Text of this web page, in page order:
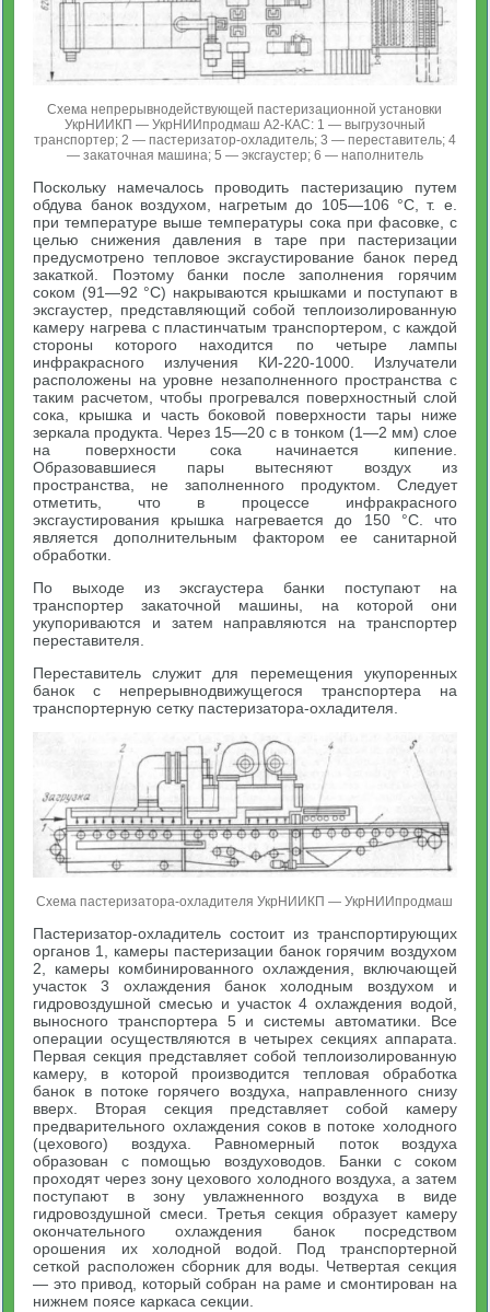
Схема непрерывнодействующей пастеризационной установки
УкрНИИКП — УкрНИИпродмаш А2-КАС: 1 — выгрузочный
транспортер; 2 — пастеризатор-охладитель; 3 — переставитель; 4
— закаточная машина; 5 — эксгаустер; 6 — наполнитель
Поскольку намечалось проводить пастеризацию путем
обдува банок воздухом, нагретым до 105—106 °С, т. е.
при температуре выше температуры сока при фасовке, с
целью снижения давления в таре при пастеризации
предусмотрено тепловое эксгаустирование банок перед
закаткой. Поэтому банки после заполнения горячим
соком (91—92 °С) накрываются крышками и поступают в
эксгаустер, представляющий собой теплоизолированную
камеру нагрева с пластинчатым транспортером, с каждой
стороны которого находится по четыре лампы
инфракрасного излучения КИ-220-1000. Излучатели
расположены на уровне незаполненного пространства с
таким расчетом, чтобы прогревался поверхностный слой
сока, крышка и часть боковой поверхности тары ниже
зеркала продукта. Через 15—20 с в тонком (1—2 мм) слое
на поверхности сока начинается кипение.
Образовавшиеся пары вытесняют воздух из
пространства, не заполненного продуктом. Следует
отметить, что в процессе инфракрасного
эксгаустирования крышка нагревается до 150 °С. что
является дополнительным фактором ее санитарной
обработки.
По выходе из эксгаустера банки поступают на
транспортер закаточной машины, на которой они
укупориваются и затем направляются на транспортер
переставителя.
Переставитель служит для перемещения укупоренных
банок с непрерывнодвижущегося транспортера на
транспортерную сетку пастеризатора-охладителя.
Схема пастеризатора-охладителя УкрНИИКП — УкрНИИпродмаш
Пастеризатор-охладитель состоит из транспортирующих
органов 1, камеры пастеризации банок горячим воздухом
2, камеры комбинированного охлаждения, включающей
участок 3 охлаждения банок холодным воздухом и
гидровоздушной смесью и участок 4 охлаждения водой,
выносного транспортера 5 и системы автоматики. Все
операции осуществляются в четырех секциях аппарата.
Первая секция представляет собой теплоизолированную
камеру, в которой производится тепловая обработка
банок в потоке горячего воздуха, направленного снизу
вверх. Вторая секция представляет собой камеру
предварительного охлаждения соков в потоке холодного
(цехового) воздуха. Равномерный поток воздуха
образован с помощью воздуховодов. Банки с соком
проходят через зону цехового холодного воздуха, а затем
поступают в зону увлажненного воздуха в виде
гидровоздушной смеси. Третья секция образует камеру
окончательного охлаждения банок посредством
орошения их холодной водой. Под транспортерной
сеткой расположен сборник для воды. Четвертая секция
— это привод, который собран на раме и смонтирован на
нижнем поясе каркаса секции.